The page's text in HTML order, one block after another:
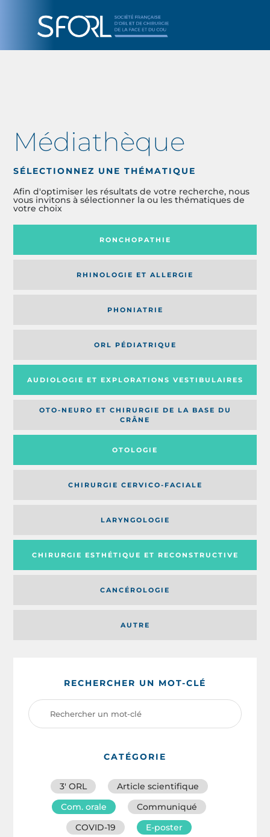
Médiathèque
SÉLECTIONNEZ UNE THÉMATIQUE
Afin d'optimiser les résultats de votre recherche, nous
vous invitons à sélectionner la ou les thématiques de
votre choix
RONCHOPATHIE
RHINOLOGIE ET ALLERGIE
PHONIATRIE
ORL PÉDIATRIQUE
AUDIOLOGIE ET EXPLORATIONS VESTIBULAIRES
OTO-NEURO ET CHIRURGIE DE LA BASE DU
CRÂNE
OTOLOGIE
CHIRURGIE CERVICO-FACIALE
AUTRE
LARYNGOLOGIE
CHIRURGIE ESTHÉTIQUE ET RECONSTRUCTIVE
CANCÉROLOGIE
RECHERCHER UN MOT-CLÉ
CATÉGORIE
3′ ORL
Article scientifique
Com. orale
Communiqué
COVID-19
E-poster